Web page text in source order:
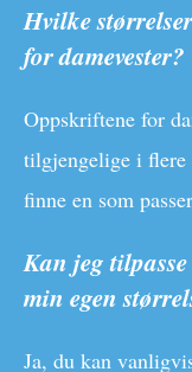
Hvilke
for damevester?
Oppskriftene for
tilgjengelige i flere
finne en som
Kan jeg
min egen
Ja, du kan